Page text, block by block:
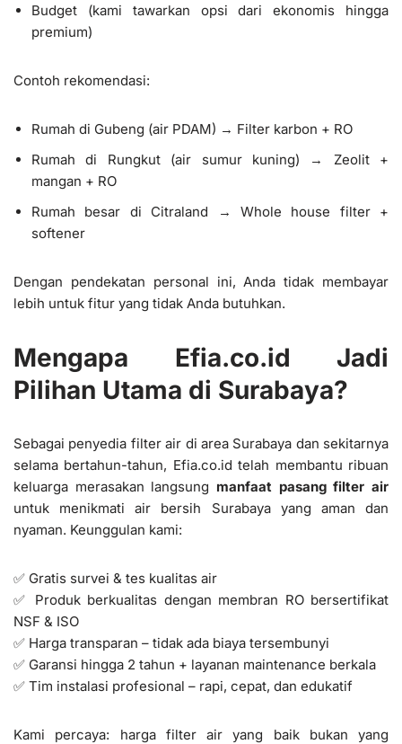
Budget (kami tawarkan opsi dari ekonomis hingga
premium)
Contoh rekomendasi:
Rumah di Gubeng (air PDAM) → Filter karbon + RO
Rumah di Rungkut (air sumur kuning) → Zeolit +
mangan + RO
Rumah besar di Citraland → Whole house filter +
softener
Dengan pendekatan personal ini, Anda tidak membayar
lebih untuk fitur yang tidak Anda butuhkan.
Mengapa Efia.co.id Jadi
Pilihan Utama di Surabaya?
Sebagai penyedia filter air di area Surabaya dan sekitarnya
selama bertahun-tahun, Efia.co.id telah membantu ribuan
keluarga merasakan langsung manfaat pasang filter air
untuk menikmati air bersih Surabaya yang aman dan
nyaman. Keunggulan kami:
✅ Gratis survei & tes kualitas air
✅ Produk berkualitas dengan membran RO bersertifikat
NSF & ISO
✅ Harga transparan – tidak ada biaya tersembunyi
✅ Garansi hingga 2 tahun + layanan maintenance berkala
✅ Tim instalasi profesional – rapi, cepat, dan edukatif
Kami percaya: harga filter air yang baik bukan yang